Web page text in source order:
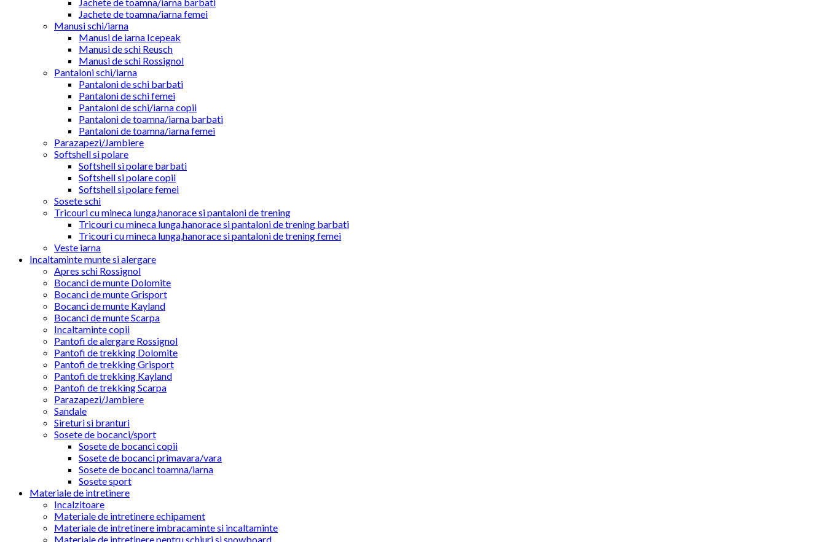
Jachete de toamna/iarna femei
Manusi schi/iarna
Manusi de iarna Icepeak
Manusi de schi Reusch
Manusi de schi Rossignol
Pantaloni schi/iarna
Pantaloni de schi barbati
Pantaloni de schi femei
Pantaloni de schi/iarna copii
Pantaloni de toamna/iarna barbati
Pantaloni de toamna/iarna femei
Parazapezi/Jambiere
Softshell si polare
Softshell si polare barbati
Softshell si polare copii
Softshell si polare femei
Sosete schi
Tricouri cu mineca lunga,hanorace si pantaloni de trening
Tricouri cu mineca lunga,hanorace si pantaloni de trening barbati
Tricouri cu mineca lunga,hanorace si pantaloni de trening femei
Veste iarna
Incaltaminte munte si alergare
Apres schi Rossignol
Bocanci de munte Dolomite
Bocanci de munte Grisport
Bocanci de munte Kayland
Bocanci de munte Scarpa
Incaltaminte copii
Pantofi de alergare Rossignol
Pantofi de trekking Dolomite
Pantofi de trekking Grisport
Pantofi de trekking Kayland
Pantofi de trekking Scarpa
Parazapezi/Jambiere
Sandale
Sireturi si branturi
Sosete de bocanci/sport
Sosete de bocanci copii
Sosete de bocanci primavara/vara
Sosete de bocanci toamna/iarna
Sosete sport
Materiale de intretinere
Incalzitoare
Materiale de intretinere echipament
Materiale de intretinere imbracaminte si incaltaminte
Materiale de intretinere pentru schiuri si snowboard